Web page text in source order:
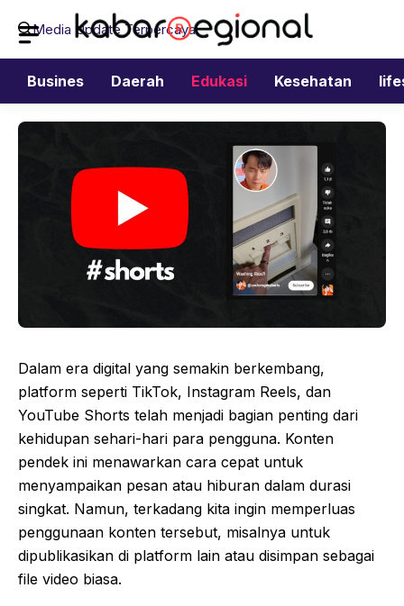
isi
Media Update Terpercaya
Busines Daerah Edukasi Kesehatan
Dalam era digital yang semakin berkembang,
platform seperti TikTok, Instagram Reels, dan
YouTube Shorts telah menjadi bagian penting dari
kehidupan sehari-hari para pengguna. Konten
pendek ini menawarkan cara cepat untuk
menyampaikan pesan atau hiburan dalam durasi
singkat. Namun, terkadang kita ingin memperluas
penggunaan konten tersebut, misalnya untuk
dipublikasikan di platform lain atau disimpan sebagai
file video biasa.